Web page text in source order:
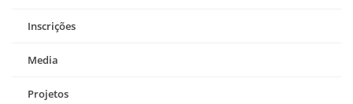
Inscrições
Media
Projetos